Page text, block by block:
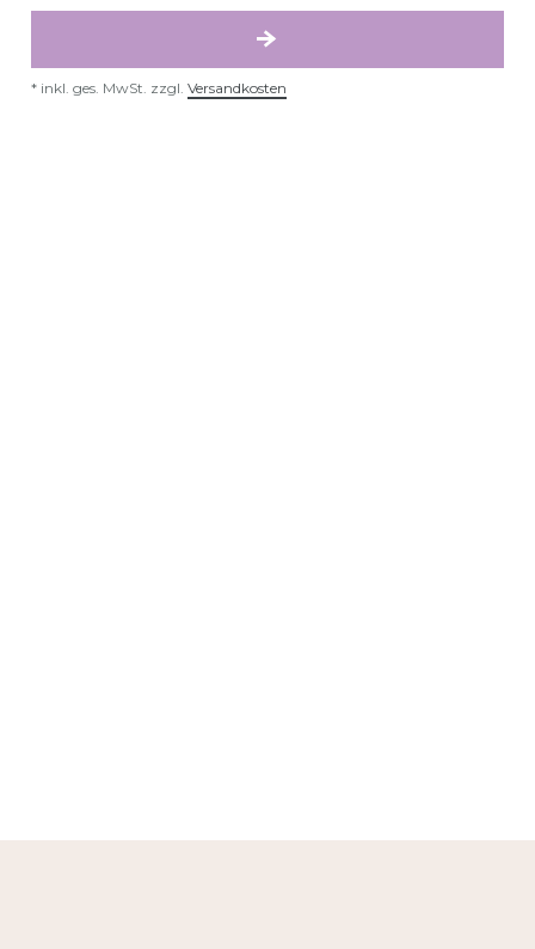
* inkl. ges. MwSt. zzgl. Versandkosten